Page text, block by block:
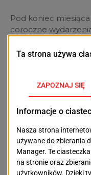
Pod koniec
coroczne
kulturalne, które
Wieczorów
lipca-3 sierpnia.
stronie MOK.
Więcej:
www.klubdelta.pl